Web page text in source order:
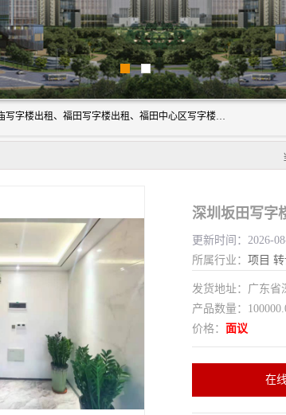
深圳鑫企通投资发展有限公司主营业务：宝安写字楼出租、车公庙写字楼出租、福田写字楼出租、福田中心区写字楼出租、光明写字楼出租、后海写字楼出租、科技园写字楼出租、南山写字楼出租等。公司专注为写字楼提供整体解决方案的化服务，依托于长期的写字楼线下运营经验和积累，以及丰富的互联网从业经验，拥有完善的服务架构体系、丰富的行业经验、与充分的销售资源。
深圳坂田写字
更新时间：2026-
所属行业： 项目
发货地址：广东省
产品数量：
价格： 面议
在